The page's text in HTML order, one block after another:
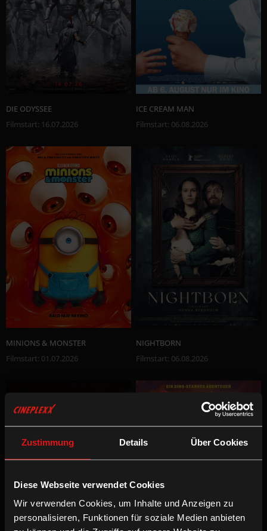
Zustimmung Details Über Cookies
Diese Webseite verwendet Cookies
Wir verwenden Cookies, um Inhalte und Anzeigen zu
personalisieren, Funktionen für soziale Medien anbieten
DIE ODYSSEE
Filmstart: 16.07.2026
ICE CREAM MAN
Filmstart: 06.08.2026
MINIONS & MONSTER
Filmstart: 01.07.2026
NIGHTBORN
Filmstart: 06.08.2026
10% RABATT AUF SNACKS &
DRINKS!*
Mit deiner Anmeldung für unseren
wöchentlichen Newsletter erhältst du